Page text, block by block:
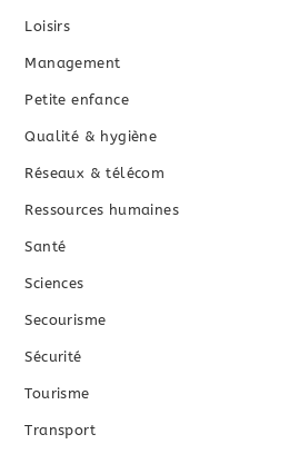
Loisirs
Management
Petite enfance
Qualité & hygiène
Réseaux & télécom
Ressources humaines
Santé
Sciences
Secourisme
Sécurité
Tourisme
Transport